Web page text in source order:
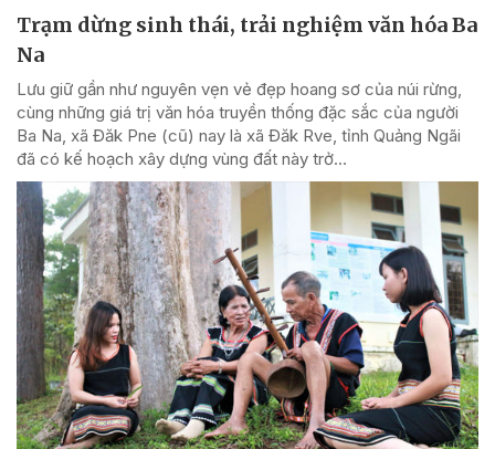
Trạm dừng sinh thái, trải nghiệm văn hóa Ba
Na
Lưu giữ gần như nguyên vẹn vẻ đẹp hoang sơ của núi rừng,
cùng những giá trị văn hóa truyền thống đặc sắc của người
Ba Na, xã Đăk Pne (cũ) nay là xã Đăk Rve, tỉnh Quảng Ngãi
đã có kế hoạch xây dựng vùng đất này trở...